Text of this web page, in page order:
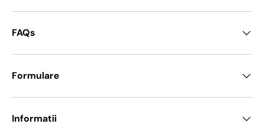
FAQs
Formulare
Informatii